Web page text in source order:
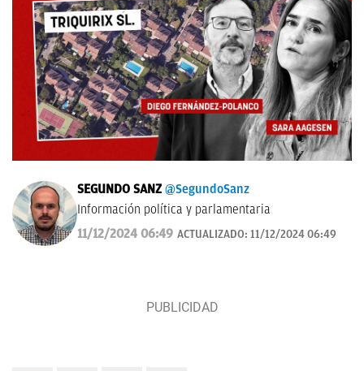
SEGUNDO SANZ @SegundoSanz
Información política y parlamentaria
11/12/2024 06:49 ACTUALIZADO: 11/12/2024 06:49